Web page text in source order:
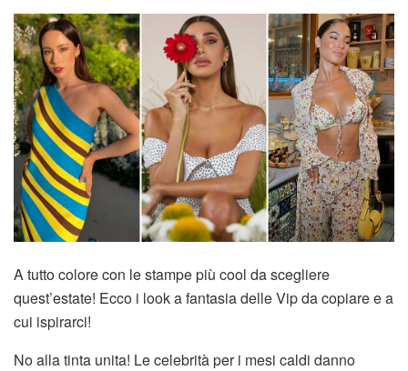
A tutto colore con le stampe più cool da scegliere
quest’estate! Ecco i look a fantasia delle Vip da copiare e a
cui ispirarci!
No alla tinta unita! Le celebrità per i mesi caldi danno